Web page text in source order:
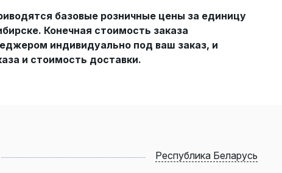
базовые розничные цены за единицу
Конечная стоимость заказа
индивидуально под ваш заказ, и
и стоимость доставки.
Республика Беларусь